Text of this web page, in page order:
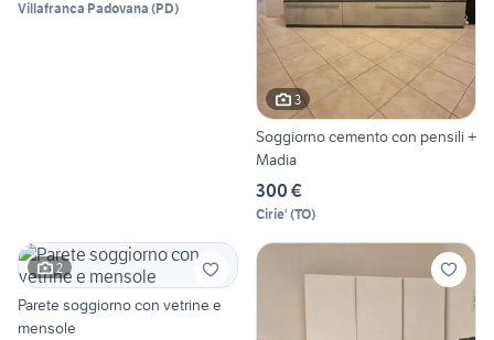
Villafranca Padovana (PD)
3
Soggiorno cemento con pensili +
Madia
300 €
Cirie' (TO)
2
Parete soggiorno con vetrine e
mensole